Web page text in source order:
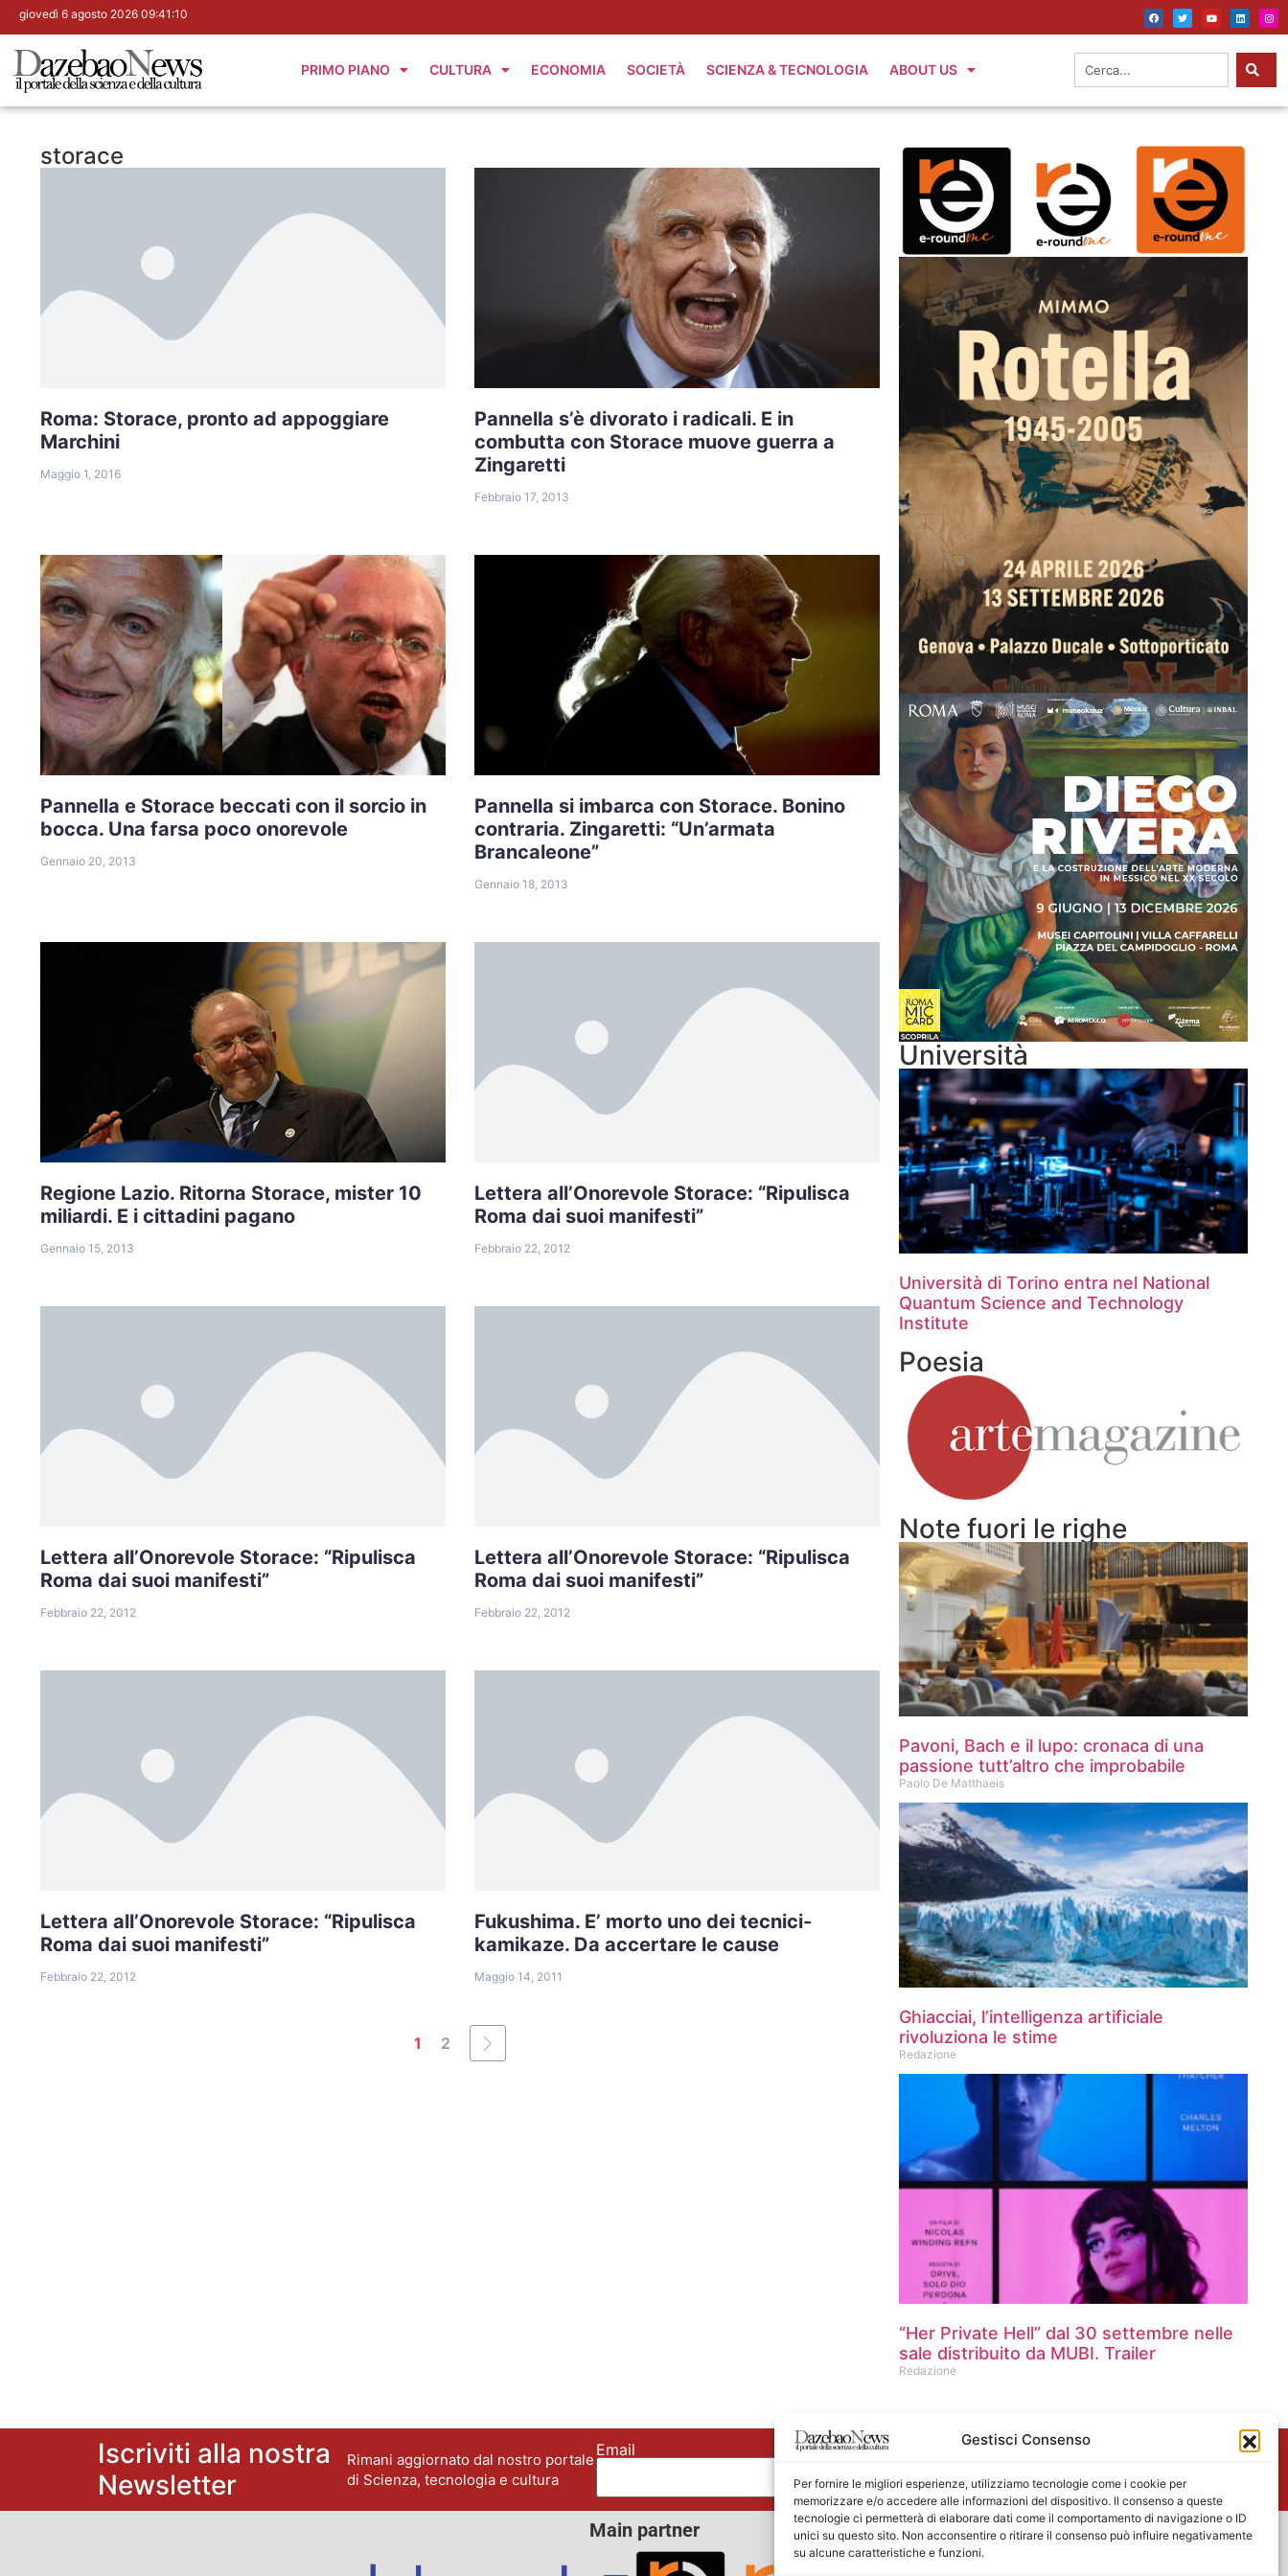
Gestisci Consenso
Per fornire le migliori esperienze, utilizziamo tecnologie come i cookie per
memorizzare e/o accedere alle informazioni del dispositivo. Il consenso a queste
tecnologie ci permetterà di elaborare dati come il comportamento di navigazione o ID
unici su questo sito. Non acconsentire o ritirare il consenso può influire negativamente
su alcune caratteristiche e funzioni.
giovedì 6 agosto 2026 09:41:11
PRIMO PIANO CULTURA ECONOMIA SOCIETÀ SCIENZA & TECNOLOGIA ABOUT US
storace
Roma: Storace, pronto ad appoggiare
Marchini
Maggio 1, 2016
Pannella s’è divorato i radicali. E in
combutta con Storace muove guerra a
Zingaretti
Febbraio 17, 2013
Pannella e Storace beccati con il sorcio in
bocca. Una farsa poco onorevole
Gennaio 20, 2013
Pannella si imbarca con Storace. Bonino
contraria. Zingaretti: “Un’armata
Brancaleone”
Gennaio 18, 2013
Regione Lazio. Ritorna Storace, mister 10
miliardi. E i cittadini pagano
Gennaio 15, 2013
Lettera all’Onorevole Storace: “Ripulisca
Roma dai suoi manifesti”
Febbraio 22, 2012
Lettera all’Onorevole Storace: “Ripulisca
Roma dai suoi manifesti”
Febbraio 22, 2012
Lettera all’Onorevole Storace: “Ripulisca
Roma dai suoi manifesti”
Febbraio 22, 2012
Lettera all’Onorevole Storace: “Ripulisca
Roma dai suoi manifesti”
Febbraio 22, 2012
Fukushima. E’ morto uno dei tecnici-
kamikaze. Da accertare le cause
Maggio 14, 2011
1 2
Università
Università di Torino entra nel National
Quantum Science and Technology
Institute
Poesia
Note fuori le righe
Pavoni, Bach e il lupo: cronaca di una
passione tutt’altro che improbabile
Paolo De Matthaeis
Ghiacciai, l’intelligenza artificiale
rivoluziona le stime
Redazione
“Her Private Hell” dal 30 settembre nelle
sale distribuito da MUBI. Trailer
Redazione
Iscriviti alla nostra
Newsletter
Rimani aggiornato dal nostro portale
di Scienza, tecnologia e cultura
Email Nome
Main partner